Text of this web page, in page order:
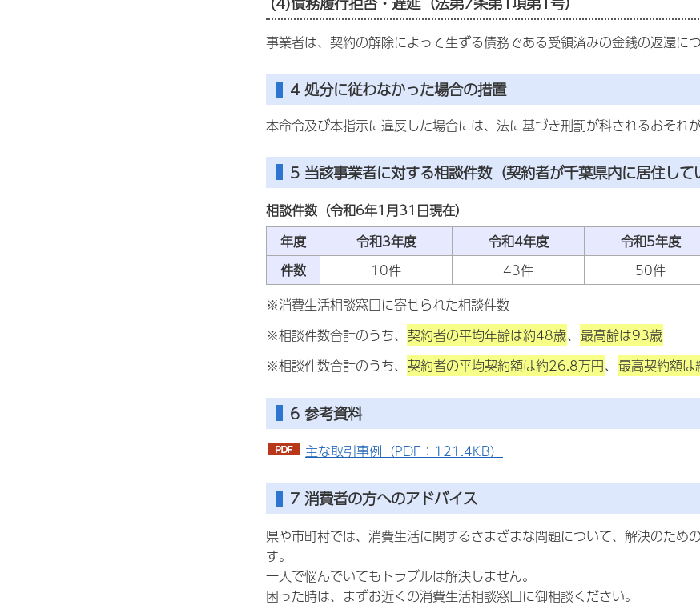
事業者は、契約の解除によって生ずる債務である受領済みの金銭の返還に
4 処分に従わなかった場合の措置
本命令及び本指示に違反した場合には、法に基づき刑罰が科されるおそれが
5 当該事業者に対する相談件数（契約者が千葉県内に居住して
相談件数（令和6年1月31日現在）
年度
令和3年度 令和4年度 令和5年度
件数
10件 43件 50件
※消費生活相談窓口に寄せられた相談件数
※相談件数合計のうち、 契約者の平均年齢は約48歳、 最高齢は93歳
※相談件数合計のうち、 契約者の平均契約額は約26.8万円、 最高契約額
6 参考資料
主な取引事例（PDF：121.4KB）
7 消費者の方へのアドバイス
県や市町村では、消費生活に関するさまざまな問題について、解決のための
す。
一人で悩んでいてもトラブルは解決しません。
困った時は、まずお近くの消費生活相談窓口に御相談ください。